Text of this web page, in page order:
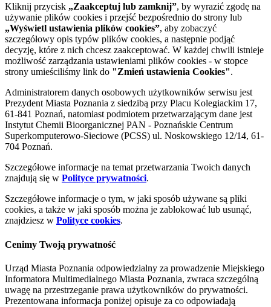
Kliknij przycisk „Zaakceptuj lub zamknij”, by wyrazić zgodę na
używanie plików cookies i przejść bezpośrednio do strony lub
„Wyświetl ustawienia plików cookies”, aby zobaczyć
szczegółowy opis typów plików cookies, a następnie podjąć
decyzję, które z nich chcesz zaakceptować. W każdej chwili istnieje
możliwość zarządzania ustawieniami plików cookies - w stopce
strony umieściliśmy link do "Zmień ustawienia Cookies".
Administratorem danych osobowych użytkowników serwisu jest
Prezydent Miasta Poznania z siedzibą przy Placu Kolegiackim 17,
61-841 Poznań, natomiast podmiotem przetwarzającym dane jest
Instytut Chemii Bioorganicznej PAN - Poznańskie Centrum
Superkomputerowo-Sieciowe (PCSS) ul. Noskowskiego 12/14, 61-
704 Poznań.
Szczegółowe informacje na temat przetwarzania Twoich danych
znajdują się w Polityce prywatności.
Szczegółowe informacje o tym, w jaki sposób używane są pliki
cookies, a także w jaki sposób można je zablokować lub usunąć,
znajdziesz w Polityce cookies.
Cenimy Twoją prywatność
Urząd Miasta Poznania odpowiedzialny za prowadzenie Miejskiego
Informatora Multimedialnego Miasta Poznania, zwraca szczególną
uwagę na przestrzeganie prawa użytkowników do prywatności.
Prezentowana informacja poniżej opisuje za co odpowiadają